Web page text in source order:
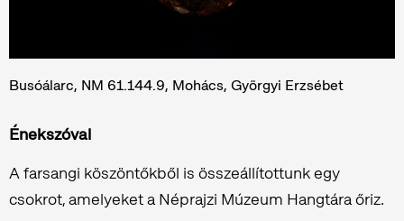
Busóálarc, NM 61.144.9, Mohács, Györgyi Erzsébet
Énekszóval
A farsangi köszöntőkből is összeállítottunk egy
csokrot, amelyeket a Néprajzi Múzeum Hangtára őriz.